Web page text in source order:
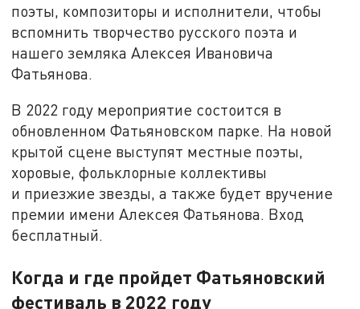
поэты, композиторы и исполнители, чтобы
вспомнить творчество русского поэта и
нашего земляка Алексея Ивановича
Фатьянова.
В 2022 году мероприятие состоится в
обновленном Фатьяновском парке. На новой
крытой сцене выступят местные поэты,
хоровые, фольклорные коллективы
и приезжие звезды, а также будет вручение
премии имени Алексея Фатьянова. Вход
бесплатный.
Когда и где пройдет Фатьяновский
фестиваль в 2022 году